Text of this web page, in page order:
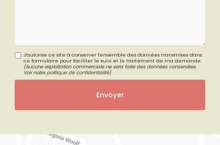
J'autorise ce site à conserver l'ensemble des données transmises dans
ce formulaire pour faciliter le suivi et le traitement de ma demande.